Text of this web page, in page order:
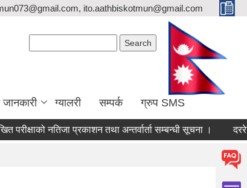
ito.aathbiskotmun@gmail.com
ग्यालरी सम्पर्क ग्रुप SMS
नतिजा प्रकाशन तथा अन्तर्वार्ता सम्बन्धी सूचना । दररेट पेश